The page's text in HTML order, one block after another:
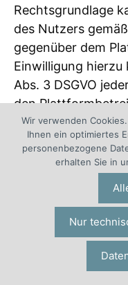
Rechtsgrundlage
des Nutzers
gegenüber dem
Einwilligung
Abs. 3 DSGVO
den
widerrufen.
Bei dem Aufruf
Plattform
Ireland Ltd. als
EU Daten des
Informationen, IP-
Diese Daten des
Wir verwenden
Ihnen ein optimiertes
personenbezogene
erhalten Sie in
Nur